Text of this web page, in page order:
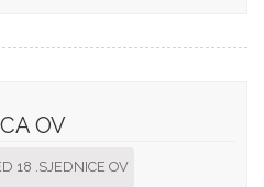
OV
18 .SJEDNICE OV